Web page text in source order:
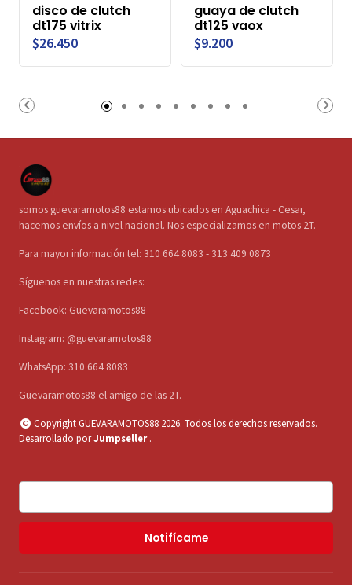
disco de clutch
dt175 vitrix
$26.450
guaya de clutch
dt125 vaox
$9.200
somos guevaramotos88 estamos ubicados en Aguachica - Cesar,
hacemos envíos a nivel nacional. Nos especializamos en motos 2T.
Para mayor información tel: 310 664 8083 - 313 409 0873
Síguenos en nuestras redes:
Facebook: Guevaramotos88
Instagram: @guevaramotos88
WhatsApp: 310 664 8083
Guevaramotos88 el amigo de las 2T.
Copyright GUEVARAMOTOS88 2026. Todos los derechos reservados.
Desarrollado porJumpseller .
Notifícame